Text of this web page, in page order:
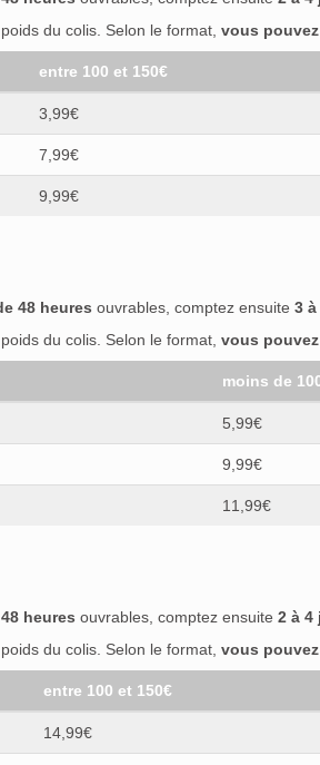
du colis. Selon le format, vous
entre 100 et 150€
3,99€
7,99€
9,99€
48 heures ouvrables, comptez ensuite 3
du colis. Selon le format, vous
moins de
5,99€
9,99€
11,99€
heures ouvrables, comptez ensuite 2 à 4
du colis. Selon le format, vous
entre 100 et 150€
14,99€